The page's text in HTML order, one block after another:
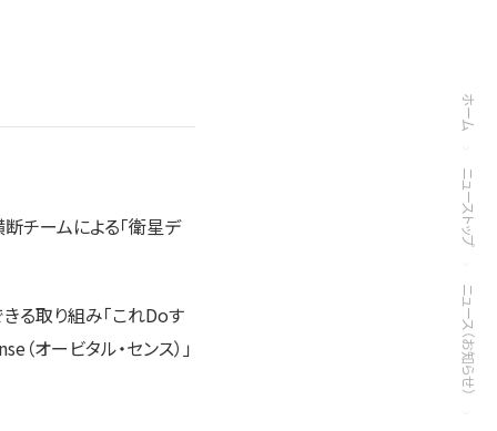
ホーム
ニューストップ
ニュース（お知らせ）
チームによる「衛星デ
る取り組み「これDoす
オービタル・センス）」